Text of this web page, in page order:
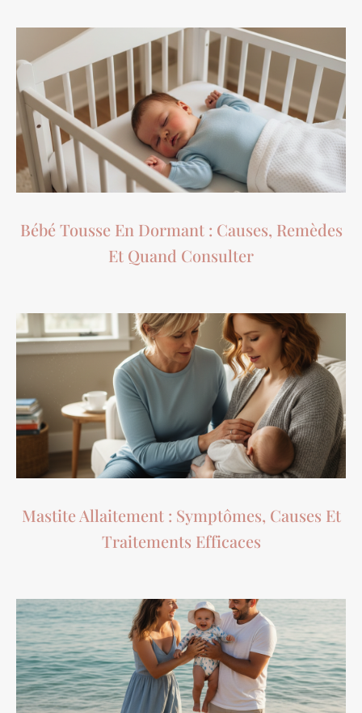
Bébé Tousse En Dormant : Causes, Remèdes
Et Quand Consulter
Mastite Allaitement : Symptômes, Causes Et
Traitements Efficaces